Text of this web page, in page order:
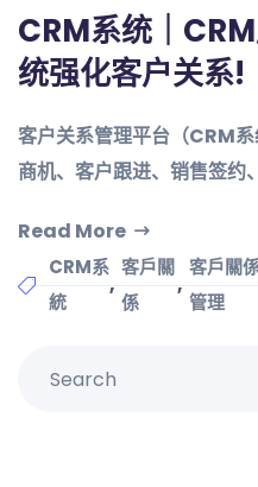
CRM系统｜
统强化客户关系!
客户关系管理平台（CRM
商机、客户跟进、销售签约
Read More
CRM系
統
,
客戶關
係
,
客戶關
管理